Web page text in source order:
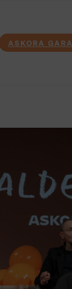
ASKORA GARA